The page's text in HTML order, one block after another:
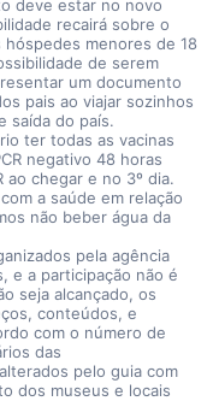
deve estar no novo
recairá sobre o
hóspedes menores de 18
de serem
um documento
pais ao viajar sozinhos
saída do país.
ter todas as vacinas
negativo 48 horas
chegar e no 3º dia.
a saúde em relação
não beber água da
pela agência
e a participação não é
seja alcançado, os
conteúdos, e
com o número de
das
pelo guia com
dos museus e locais